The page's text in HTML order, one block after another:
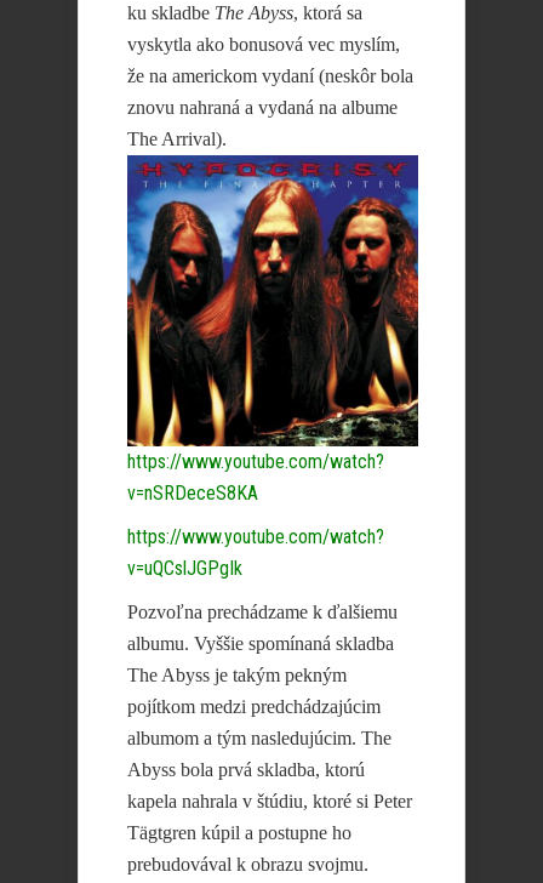
ku skladbe The Abyss, ktorá sa
vyskytla ako bonusová vec myslím,
že na americkom vydaní (neskôr bola
znovu nahraná a vydaná na albume
The Arrival).
https://www.youtube.com/watch?
v=nSRDeceS8KA
https://www.youtube.com/watch?
v=uQCslJGPgIk
Pozvoľna prechádzame k ďalšiemu
albumu. Vyššie spomínaná skladba
The Abyss je takým pekným
pojítkom medzi predchádzajúcim
albumom a tým nasledujúcim. The
Abyss bola prvá skladba, ktorú
kapela nahrala v štúdiu, ktoré si Peter
Tägtgren kúpil a postupne ho
prebudovával k obrazu svojmu.